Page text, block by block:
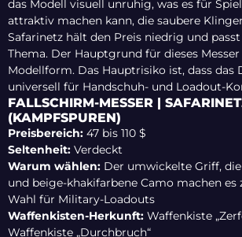
das Modell visuell unruhig, was es für
attraktiv machen kann, die saubere
Safarinetz hält den Preis niedrig und
Thema. Der Hauptgrund für dieses
Modellform. Das Hauptrisiko ist, dass das
universell für Handschuh- und Loadout-
FALLSCHIRM-MESSER |
(KAMPFSPUREN)
Preisbereich: 47 bis 110 $
Seltenheit: Verdeckt
Warum wählen: Der umwickelte Griff,
und beige-khakifarbene Camo machen es
Wahl für Military-Loadouts
Waffenkisten-Herkunft: Waffenkiste
Waffenkiste „Durchbruch“